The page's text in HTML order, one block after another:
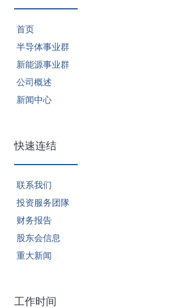
首页
半导体事业群
新能源事业群
公司概述
新闻中心
快速连结
联系我们
投资服务团隊
财务报告
股东会信息
重大新闻
工作时间